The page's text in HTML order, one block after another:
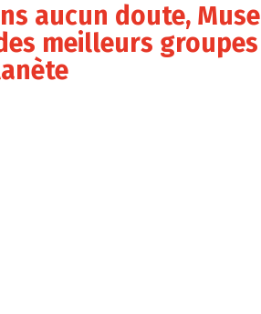
aucun doute, Muse
meilleurs groupes